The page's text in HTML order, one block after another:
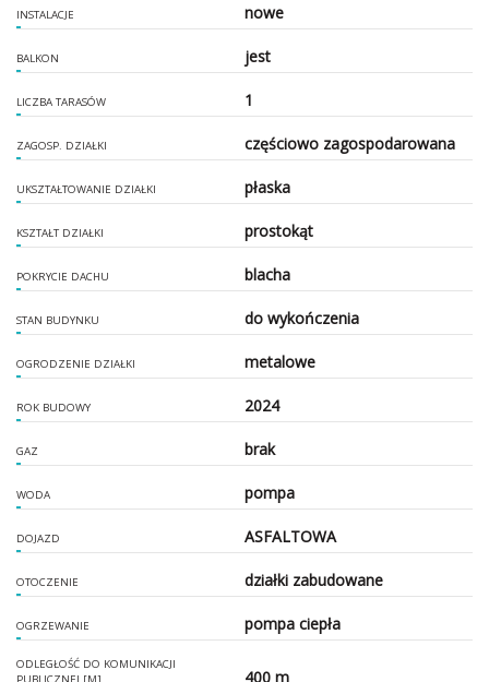
INSTALACJE nowe
BALKON jest
LICZBA TARASÓW 1
ZAGOSP. DZIAŁKI częściowo zagospodarowana
UKSZTAŁTOWANIE DZIAŁKI płaska
KSZTAŁT DZIAŁKI prostokąt
POKRYCIE DACHU blacha
STAN BUDYNKU do wykończenia
OGRODZENIE DZIAŁKI metalowe
ROK BUDOWY 2024
GAZ brak
WODA pompa
DOJAZD ASFALTOWA
OTOCZENIE działki zabudowane
OGRZEWANIE pompa ciepła
ODLEGŁOŚĆ DO KOMUNIKACJI
400 m